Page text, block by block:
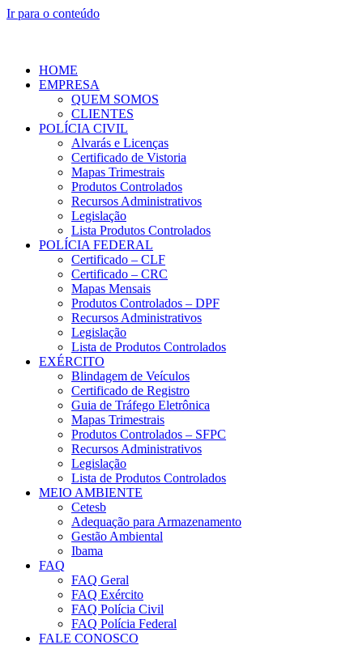
Ir para o conteúdo
HOME
EMPRESA
QUEM SOMOS
CLIENTES
POLÍCIA CIVIL
Alvarás e Licenças
Certificado de Vistoria
Mapas Trimestrais
Produtos Controlados
Recursos Administrativos
Legislação
Lista Produtos Controlados
POLÍCIA FEDERAL
Certificado – CLF
Certificado – CRC
Mapas Mensais
Produtos Controlados – DPF
Recursos Administrativos
Legislação
Lista de Produtos Controlados
EXÉRCITO
Blindagem de Veículos
Certificado de Registro
Guia de Tráfego Eletrônica
Mapas Trimestrais
Produtos Controlados – SFPC
Recursos Administrativos
Legislação
Lista de Produtos Controlados
MEIO AMBIENTE
Cetesb
Adequação para Armazenamento
Gestão Ambiental
Ibama
FAQ
FAQ Geral
FAQ Exército
FAQ Polícia Civil
FAQ Polícia Federal
FALE CONOSCO